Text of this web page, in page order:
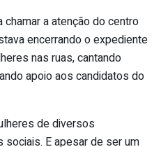
a atenção do centro
encerrando o expediente
nas ruas, cantando
apoio aos candidatos do
de diversos
E apesar de ser um